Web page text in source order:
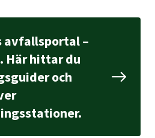
avfallsportal –
Här hittar du
och